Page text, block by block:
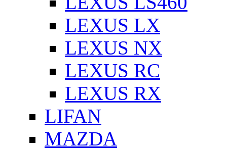
LEXUS LX
LEXUS NX
LEXUS RC
LEXUS RX
LIFAN
MAZDA